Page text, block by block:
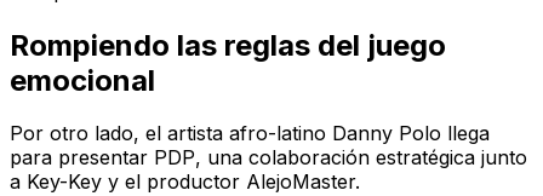
Rompiendo las reglas del juego
emocional
Por otro lado, el artista afro-latino Danny Polo llega
para presentar PDP, una colaboración estratégica junto
a Key-Key y el productor AlejoMaster.